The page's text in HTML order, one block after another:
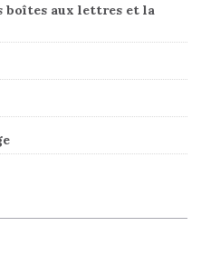
boîtes aux lettres et la